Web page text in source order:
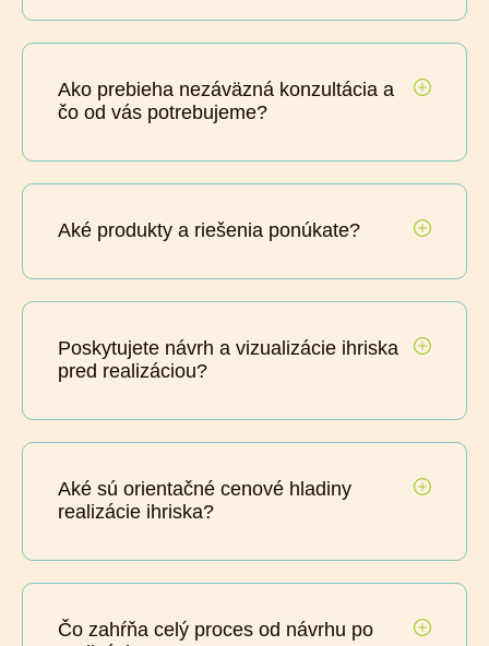
Ako prebieha nezáväzná konzultácia a
čo od vás potrebujeme?
Aké produkty a riešenia ponúkate?
Poskytujete návrh a vizualizácie ihriska
pred realizáciou?
Aké sú orientačné cenové hladiny
realizácie ihriska?
Čo zahŕňa celý proces od návrhu po